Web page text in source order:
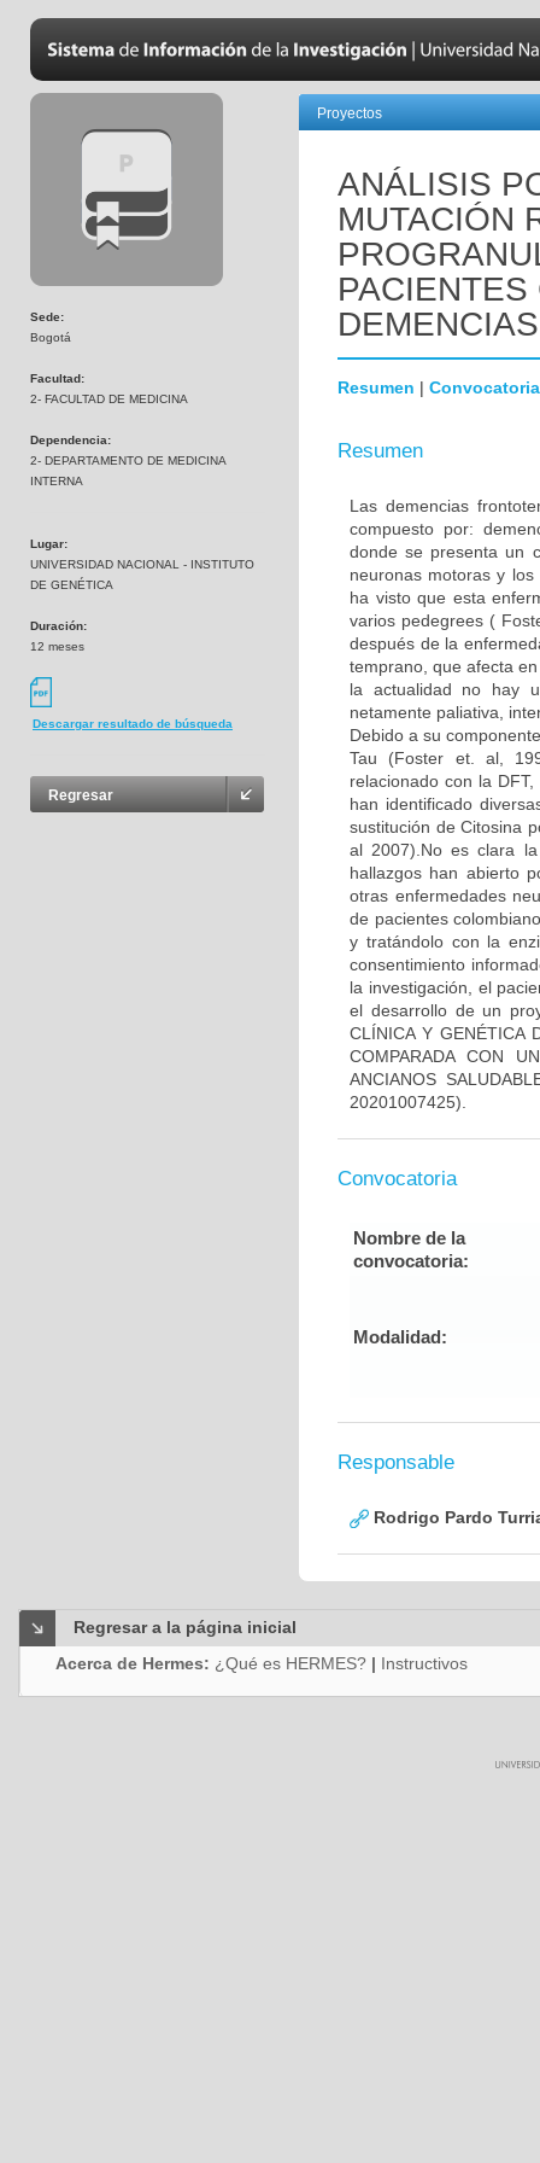
Sede:
Bogotá
Facultad:
2- FACULTAD DE MEDICINA
Dependencia:
2- DEPARTAMENTO DE MEDICINA
INTERNA
Lugar:
UNIVERSIDAD NACIONAL - INSTITUTO
DE GENÉTICA
Duración:
12 meses
Descargar resultado de búsqueda
Regresar
Proyectos
ANÁLISIS
MUTACIÓN
Resumen | Convocatoria
Resumen
Las demencias
compuesto por:
donde se presenta un
neuronas motoras y
ha visto que esta
varios pedegrees (
después de la
temprano, que afecta
la actualidad no hay
netamente paliativa,
Debido a su
Tau (Foster et. al,
relacionado con la
han identificado
sustitución de Citosina
al 2007).No es clara
hallazgos han abierto
otras enfermedades
de pacientes
y tratándolo con la
consentimiento
la investigación, el
el desarrollo de un
CLÍNICA Y GENÉTICA
COMPARADA CON
ANCIANOS
20201007425).
Convocatoria
Nombre de la
convocatoria:
Modalidad:
Responsable
Rodrigo Pardo
Regresar a la página inicial
Acerca de Hermes: ¿Qué es HERMES? | Instructivos